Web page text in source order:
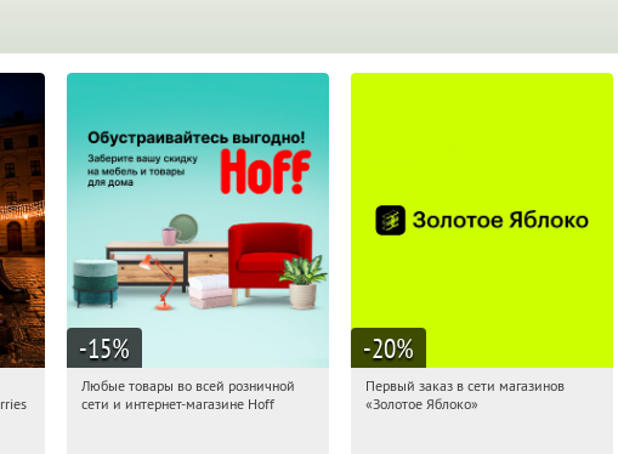
-15%
10:16:58 Получили:
Любые товары во всей розничной
сети и интернет-магазине Hoff
-20%
10:16:58
Получи первым!
Первый заказ в сети магазинов
«Золотое Яблоко»